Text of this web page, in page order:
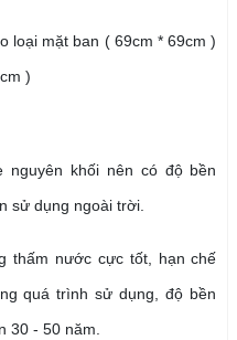
loại mặt ban ( 69cm * 69cm )
)
nguyên khối nên có độ bền
sử dụng ngoài trời.
thấm nước cực tốt, hạn chế
quá trình sử dụng, độ bền
30 - 50 năm.